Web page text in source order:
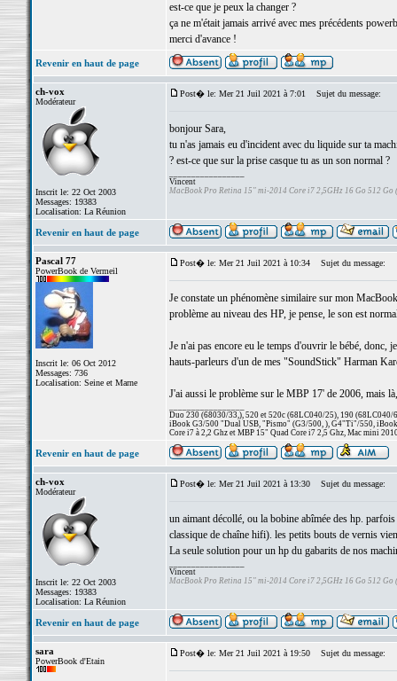
est-ce que je peux la changer ?
ça ne m'était jamais arrivé avec mes précédents
merci d'avance !
Revenir en haut de page
ch-vox
Modérateur
Inscrit le: 22 Oct 2003
Messages: 19383
Localisation: La Réunion
Post� le: Mer 21 Juil 2021 à 7:01 Sujet du message:
bonjour Sara,
tu n'as jamais eu d'incident avec du liquide sur ta
? est-ce que sur la prise casque tu as un son normal ?
Vincent
MacBook Pro Retina 15" mi-2014 Core i7 2,5GHz 16 Go 512 Go
Revenir en haut de page
Pascal 77
PowerBook de Vermeil
Inscrit le: 06 Oct 2012
Messages: 736
Localisation: Seine et Marne
Post� le: Mer 21 Juil 2021 à 10:34 Sujet du message:
Je constate un phénomène similaire sur mon
problème au niveau des HP, je pense, le son est
Je n'ai pas encore eu le temps d'ouvrir le bébé, donc,
hauts-parleurs d'un de mes "SoundStick" Harman
J'ai aussi le problème sur le MBP 17' de 2006, mais
Duo 230 (68030/33,), 520 et 520c (68LC040/25), 190 (68LC040/
iBook G3/500 "Dual USB, "Pismo" (G3/500, ), G4"Ti"/550,
Core i7 à 2,2 Ghz et MBP 15" Quad Core i7 2,5 Ghz, Mac mini
Revenir en haut de page
ch-vox
Modérateur
Inscrit le: 22 Oct 2003
Messages: 19383
Localisation: La Réunion
Post� le: Mer 21 Juil 2021 à 13:30 Sujet du message:
un aimant décollé, ou la bobine abîmée des hp.
classique de chaîne hifi). les petits bouts de vernis
La seule solution pour un hp du gabarits de nos
Vincent
MacBook Pro Retina 15" mi-2014 Core i7 2,5GHz 16 Go 512 Go
Revenir en haut de page
sara
PowerBook d'Etain
Post� le: Mer 21 Juil 2021 à 19:50 Sujet du message: